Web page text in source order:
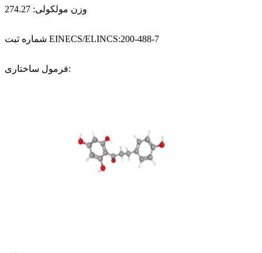
وزن مولکولی: 274.27
شماره ثبت EINECS/ELINCS:200-488-7
فرمول ساختاری: